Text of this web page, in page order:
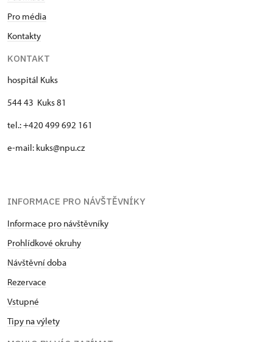
Pro média
Kontakty
KONTAKT
hospitál Kuks
544 43 Kuks 81
tel.: +420 499 692 161
e-mail: kuks@npu.cz
INFORMACE PRO NÁVŠTĚVNÍKY
Informace pro návštěvníky
Prohlídkové okruhy
Návštěvní doba
Rezervace
Vstupné
Tipy na výlety